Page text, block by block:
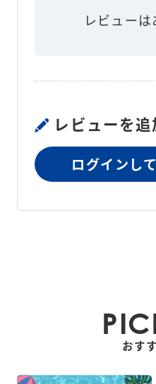
主な材質 ABS、
取扱説
0gから
を超え
gを超え
レビューは
レビューを追
ログインし
おす